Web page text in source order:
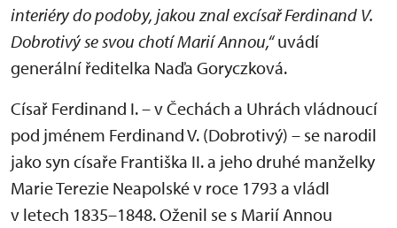
interiéry do podoby, jakou znal excísař Ferdinand V.
Dobrotivý se svou chotí Marií Annou,“uvádí
generální ředitelka Naďa Goryczková.
Císař Ferdinand I. – v Čechách a Uhrách vládnoucí
pod jménem Ferdinand V. (Dobrotivý) – se narodil
jako syn císaře Františka II. a jeho druhé manželky
Marie Terezie Neapolské v roce 1793 a vládl
v letech 1835–1848. Oženil se s Marií Annou